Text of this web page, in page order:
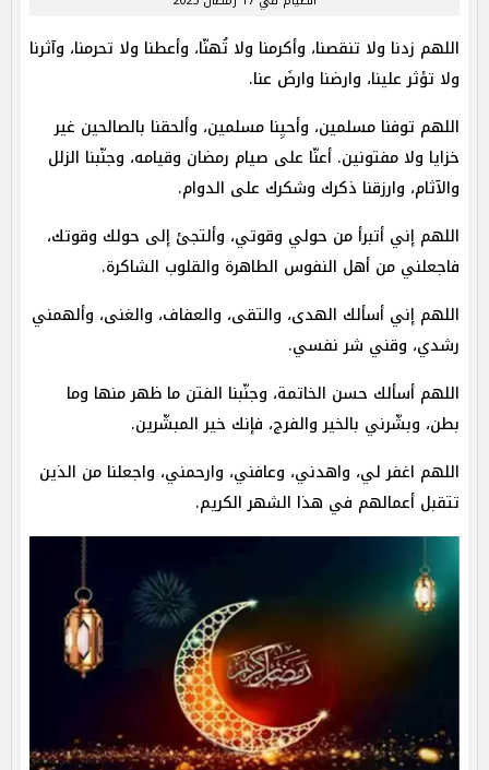
اللهم زدنا ولا تنقصنا، وأكرمنا ولا تُهنّا، وأعطنا ولا تحرمنا، وآثرنا
ولا تؤثر علينا، وارضنا وارضَ عنا.
اللهم توفنا مسلمين، وأحيِنا مسلمين، وألحقنا بالصالحين غير
خزايا ولا مفتونين. أعنّا على صيام رمضان وقيامه، وجنّبنا الزلل
والآثام، وارزقنا ذكرك وشكرك على الدوام.
اللهم إني أتبرأ من حولي وقوتي، وألتجئ إلى حولك وقوتك،
فاجعلني من أهل النفوس الطاهرة والقلوب الشاكرة.
اللهم إني أسألك الهدى، والتقى، والعفاف، والغنى، وألهمني
رشدي، وقني شر نفسي.
اللهم أسألك حسن الخاتمة، وجنّبنا الفتن ما ظهر منها وما
بطن، وبشّرني بالخير والفرج، فإنك خير المبشّرين.
اللهم اغفر لي، واهدني، وعافني، وارحمني، واجعلنا من الذين
تتقبل أعمالهم في هذا الشهر الكريم.